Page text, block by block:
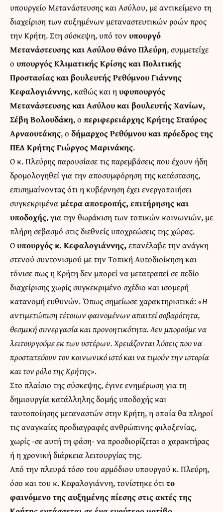
υπουργείο Μετανάστευσης και Ασύλου, με αντικείμενο τη
διαχείριση των αυξημένων μεταναστευτικών ροών προς
την Κρήτη. Στη σύσκεψη, υπό τον υπουργό
Μετανάστευσης και Ασύλου Θάνο Πλεύρη, συμμετείχε
ο υπουργός Κλιματικής Κρίσης και Πολιτικής
Προστασίας και βουλευτής Ρεθύμνου Γιάννης
Κεφαλογιάννης, καθώς και η υφυπουργός
Μετανάστευσης και Ασύλου και βουλευτής Χανίων,
Σέβη Βολουδάκη, ο περιφερειάρχης Κρήτης Σταύρος
Αρναουτάκης, ο δήμαρχος Ρεθύμνου και πρόεδρος της
ΠΕΔ Κρήτης Γιώργος Μαρινάκης.
Ο κ. Πλεύρης παρουσίασε τις παρεμβάσεις που έχουν ήδη
δρομολογηθεί για την αποσυμφόρηση της κατάστασης,
επισημαίνοντας ότι η κυβέρνηση έχει ενεργοποιήσει
συγκεκριμέναμέτρα αποτροπής, επιτήρησης και
υποδοχής, για την θωράκιση των τοπικών κοινωνιών, με
πλήρη σεβασμό στις διεθνείς υποχρεώσεις της χώρας.
Ουπουργός κ. Κεφαλογιάννης,επανέλαβε την ανάγκη
στενού συντονισμού με την Τοπική Αυτοδιοίκηση και
τόνισε πως η Κρήτη δεν μπορεί να μετατραπεί σε πεδίο
διαχείρισης χωρίς συγκεκριμένο σχέδιο και ισομερή
κατανομή ευθυνών. Όπως σημείωσε χαρακτηριστικά:«Η
αντιμετώπιση τέτοιων φαινομένων απαιτεί σοβαρότητα,
θεσμική συνεργασία και προνοητικότητα. Δεν μπορούμε να
λειτουργούμε εκ των υστέρων. Χρειάζονται λύσεις που να
προστατεύουν τον κοινωνικό ιστό και να τιμούν την ιστορία
και τον ρόλο της Κρήτης».
Στο πλαίσιο της σύσκεψης, έγινε ενημέρωση για τη
δημιουργία κατάλληλης δομής υποδοχής και
ταυτοποίησης μεταναστών στην Κρήτη, η οποία θα πληροί
τις αναγκαίες προδιαγραφές ανθρώπινης φιλοξενίας,
χωρίς -σε αυτή τη φάση- να προσδιορίζεται ο χαρακτήρας
ή η χρονική διάρκεια λειτουργίας της.
Από την πλευρά τόσο του αρμόδιου υπουργού κ. Πλεύρη,
όσο και του κ. Κεφαλογιάννη, τονίστηκε ότιτο
φαινόμενο της αυξημένης πίεσης στις ακτές της